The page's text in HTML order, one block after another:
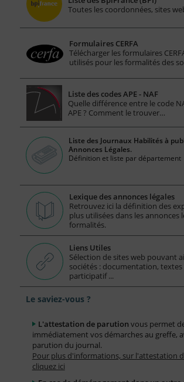
Toutes les coordonnées, sites
Formulaires CERFA
Télécharger les formulaires
utilisés pour les formalités des
Liste des codes APE - NAF
Quelle différence entre le code
APE ? Comment le trouver…
Liste des Journaux Habilités à
Annonces Légales.
Définition et liste par département
Lexique des annonces légales
Retrouvez ici la définition des
plus utilisées dans les annonces
formalités.
Liens Utiles
Sélection de sites web pouvant
sociétés : documentation, textes
participatif ...
Le saviez-vous ?
L'attestation de parution vous permet
immédiatement vos démarches au greffe,
parution du journal.
Pour plus d'informations, sur l'attestation
cliquez ici